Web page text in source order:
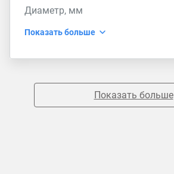
Диаметр, мм
Показать больше
Показать больше